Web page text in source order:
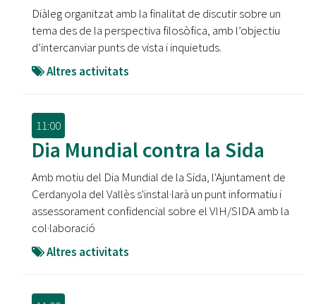
Diàleg organitzat amb la finalitat de discutir sobre un
tema des de la perspectiva filosòfica, amb l’objectiu
d’intercanviar punts de vista i inquietuds.
Altres activitats
11:00
Dia Mundial contra la Sida
Amb motiu del Dia Mundial de la Sida, l'Ajuntament de
Cerdanyola del Vallès s'instal·larà un punt informatiu i
assessorament confidencial sobre el VIH/SIDA amb la
col·laboració
Altres activitats